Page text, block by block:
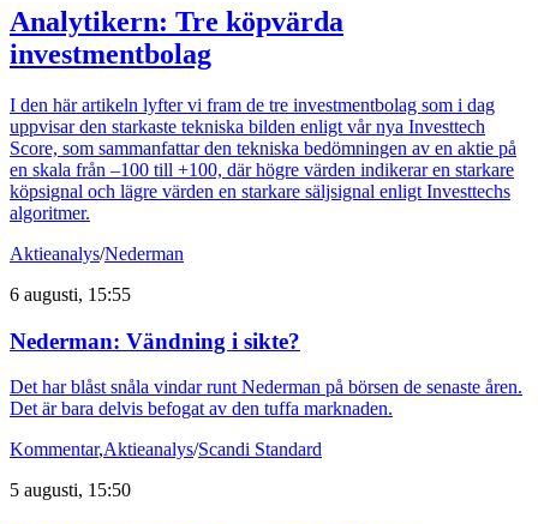
Analytikern: Tre köpvärda
investmentbolag
I den här artikeln lyfter vi fram de tre investmentbolag som i dag
uppvisar den starkaste tekniska bilden enligt vår nya Investtech
Score, som sammanfattar den tekniska bedömningen av en aktie på
en skala från –100 till +100, där högre värden indikerar en starkare
köpsignal och lägre värden en starkare säljsignal enligt Investtechs
algoritmer.
Aktieanalys/Nederman
6 augusti, 15:55
Nederman: Vändning i sikte?
Det har blåst snåla vindar runt Nederman på börsen de senaste åren.
Det är bara delvis befogat av den tuffa marknaden.
Kommentar,Aktieanalys/Scandi Standard
5 augusti, 15:50